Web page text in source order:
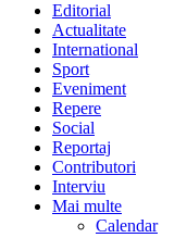
Editorial
Actualitate
International
Sport
Eveniment
Repere
Social
Reportaj
Contributori
Interviu
Mai multe
Calendar